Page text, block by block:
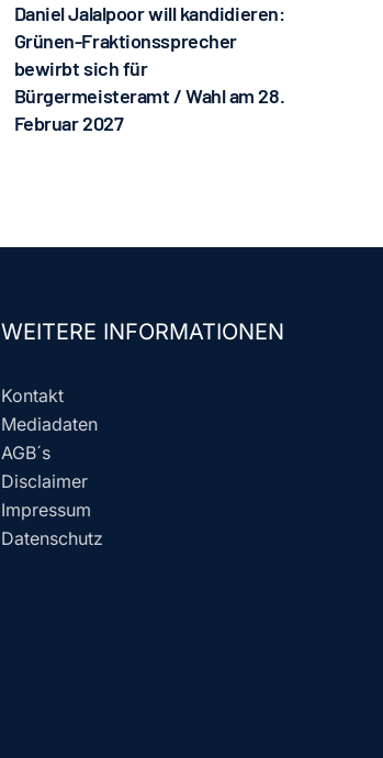
Daniel Jalalpoor will kandidieren:
Grünen-Fraktionssprecher
bewirbt sich für
Bürgermeisteramt / Wahl am 28.
Februar 2027
WEITERE INFORMATIONEN
Kontakt
Mediadaten
AGB´s
Disclaimer
Impressum
Datenschutz